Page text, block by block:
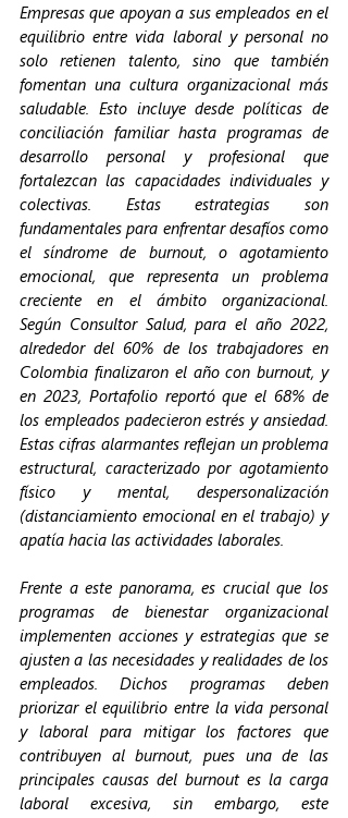
Empresas que apoyan a sus empleados en el
equilibrio entre vida laboral y personal no
solo retienen talento, sino que también
fomentan una cultura organizacional más
saludable. Esto incluye desde políticas de
conciliación familiar hasta programas de
desarrollo personal y profesional que
fortalezcan las capacidades individuales y
colectivas. Estas estrategias son
fundamentales para enfrentar desafíos como
el síndrome de burnout, o agotamiento
emocional, que representa un problema
creciente en el ámbito organizacional.
Según Consultor Salud, para el año 2022,
alrededor del 60% de los trabajadores en
Colombia finalizaron el año con burnout, y
en 2023, Portafolio reportó que el 68% de
los empleados padecieron estrés y ansiedad.
Estas cifras alarmantes reflejan un problema
estructural, caracterizado por agotamiento
físico y mental, despersonalización
(distanciamiento emocional en el trabajo) y
apatía hacia las actividades laborales.
Frente a este panorama, es crucial que los
programas de bienestar organizacional
implementen acciones y estrategias que se
ajusten a las necesidades y realidades de los
empleados. Dichos programas deben
priorizar el equilibrio entre la vida personal
y laboral para mitigar los factores que
contribuyen al burnout, pues una de las
principales causas del burnout es la carga
laboral excesiva, sin embargo, este